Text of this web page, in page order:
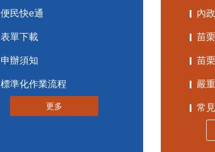
便民快e通
表單下載
申辦須知
標準化作業流程
更多
內
苗
苗
嚴
常